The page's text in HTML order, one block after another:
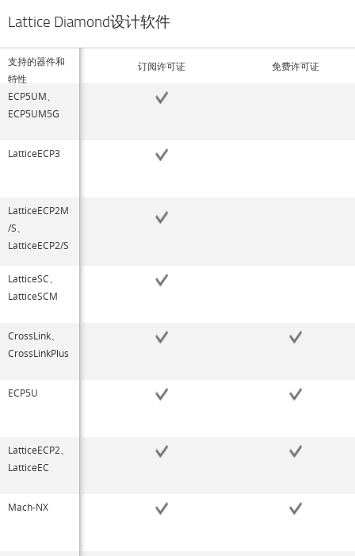
Lattice Diamond设计软件
支持的器件和
特性
订阅许可证 免费许可证
ECP5UM、
ECP5UM5G
LatticeECP3
LatticeECP2M
/S、
LatticeECP2/S
LatticeSC、
LatticeSCM
CrossLink、
CrossLinkPlus
ECP5U
LatticeECP2、
LatticeEC
Mach-NX